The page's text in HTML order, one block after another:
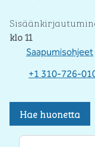
klo 11
Saapumisohjeet
Avaa uuden
+1 310-726-
Hae huonetta